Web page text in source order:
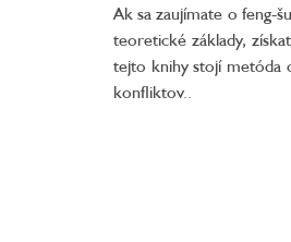
Ak sa zaujímate o feng-
teoretické základy,
tejto knihy stojí metóda
konfliktov..